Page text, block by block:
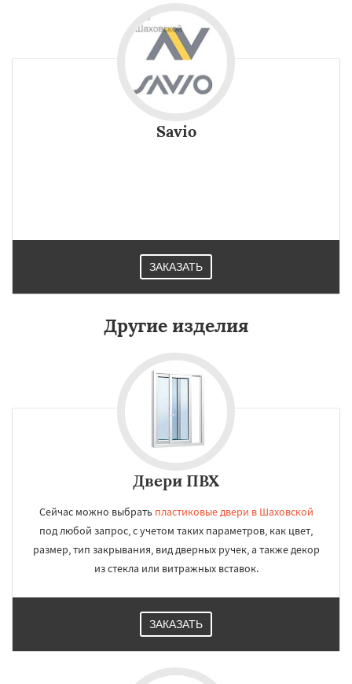
Savio
ЗАКАЗАТЬ
Другие изделия
Двери ПВХ
Сейчас можно выбрать пластиковые двери в Шаховской
под любой запрос, с учетом таких параметров, как цвет,
размер, тип закрывания, вид дверных ручек, а также декор
из стекла или витражных вставок.
ЗАКАЗАТЬ